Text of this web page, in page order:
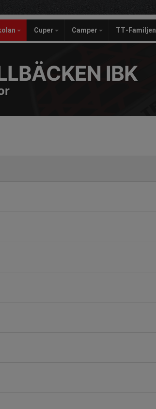
Cuper Camper TT-Familjen
IBK